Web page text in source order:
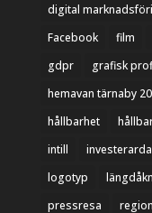
digital
Facebook
film
gdpr
grafisk
hemavan tärnaby
hållbarhet
intill
logotyp
pressresa